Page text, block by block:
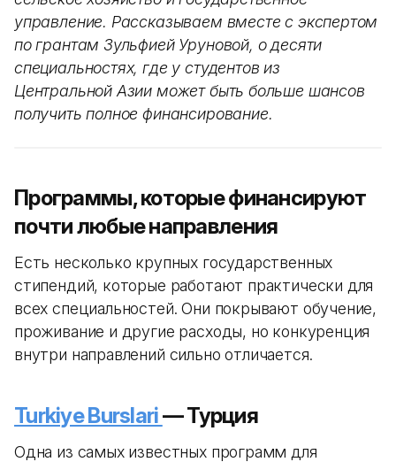
управление. Рассказываем вместе с экспертом
по грантам Зульфией Уруновой, о десяти
специальностях, где у студентов из
Центральной Азии может быть больше шансов
получить полное финансирование.
Программы, которые финансируют
почти любые направления
Есть несколько крупных государственных
стипендий, которые работают практически для
всех специальностей. Они покрывают обучение,
проживание и другие расходы, но конкуренция
внутри направлений сильно отличается.
Turkiye Burslari— Турция
Одна из самых известных программ для